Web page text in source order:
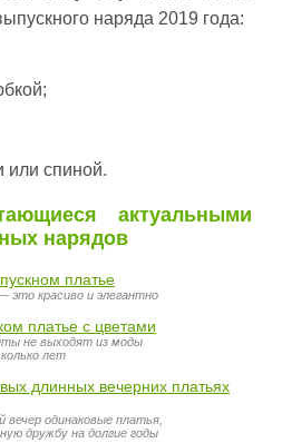
наряда 2019 года:
или спиной.
актуальными
нарядов
это красиво и элегантно
не выходят из моды
лет
вечер одинаковые платья,
дружбу на долгие годы